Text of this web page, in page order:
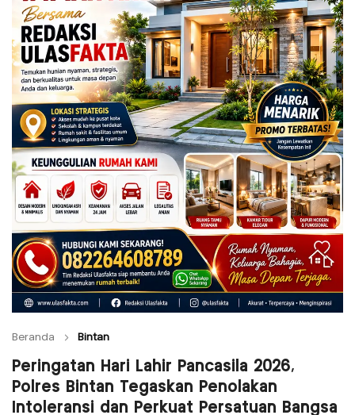
Beranda Bintan
Peringatan Hari Lahir Pancasila 2026,
Polres Bintan Tegaskan Penolakan
Intoleransi dan Perkuat Persatuan Bangsa